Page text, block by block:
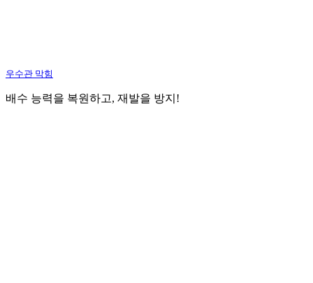
우수관 막힘
배수 능력을 복원하고, 재발을 방지!